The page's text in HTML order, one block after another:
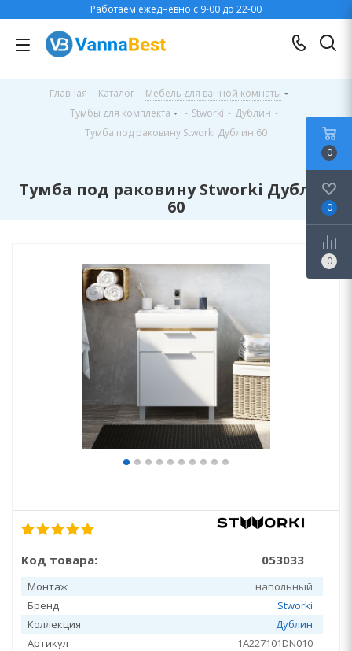
Работаем ежедневно с 9-00 до 22-00
Главная - Каталог - Мебель для ванной комнаты
-
Тумбы для комплекта
- Stworki - Дублин -
Тумба под раковину Stworki Дублин 60
Тумба под раковину Stworki Дублин
60
Код товара: 053033
Монтаж
напольный
Бренд
Stworki
Коллекция
Дублин
Артикул
1A227101DN010
0
0
0